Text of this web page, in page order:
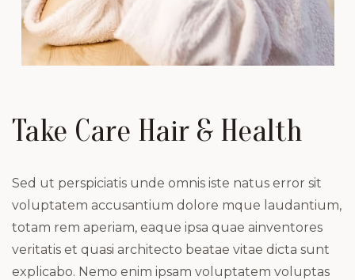
Take Care Hair & Health
Sed ut perspiciatis unde omnis iste natus error sit
voluptatem accusantium dolore mque laudantium,
totam rem aperiam, eaque ipsa quae ainventores
veritatis et quasi architecto beatae vitae dicta sunt
explicabo. Nemo enim ipsam voluptatem voluptas